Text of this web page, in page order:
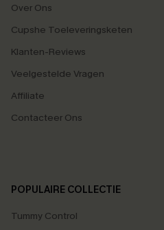
Over Ons
Cupshe Toeleveringsketen
Klanten-Reviews
Veelgestelde Vragen
Affiliate
Contacteer Ons
POPULAIRE COLLECTIE
Tummy Control